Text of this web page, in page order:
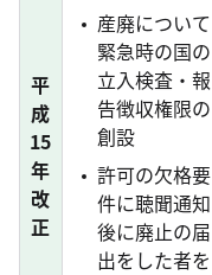
平
成
15
年
改
正
産廃について
緊急時の国の
立入検査・報
告徴収権限の
創設
許可の欠格要
件に聴聞通知
後に廃止の届
出をした者を